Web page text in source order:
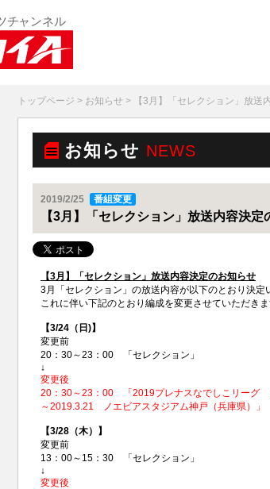
トップページ > お知らせ > 【3月】「セレクション」放送
お知らせ NEWS
2019/2/25 番組変更
【3月】「セレクション」放送内容決定
【3月】「セレクション」放送内容決定のお知らせ
3月「セレクション」の放送内容が以下のとおり決定
これに伴い下記のとおり編成を変更させていただきま
【3/24（日)】
変更前
20：30～23：00 「セレクション」
↓
変更後
20：30～23：00 「2019プレナスなでしこリーグ
～2019.3.21 ノエビアスタジアム神戸（兵庫県）」
【3/28（木）】
変更前
13：00～15：30 「セレクション」
↓
変更後